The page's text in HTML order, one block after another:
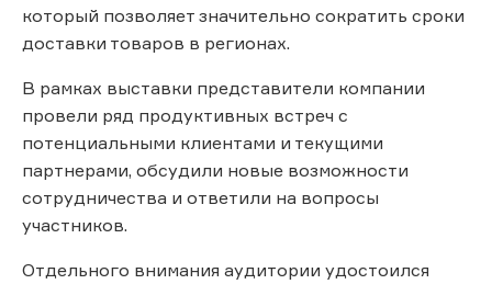
который позволяет значительно сократить сроки
доставки товаров в регионах.
В рамках выставки представители компании
провели ряд продуктивных встреч с
потенциальными клиентами и текущими
партнерами, обсудили новые возможности
сотрудничества и ответили на вопросы
участников.
Отдельного внимания аудитории удостоился